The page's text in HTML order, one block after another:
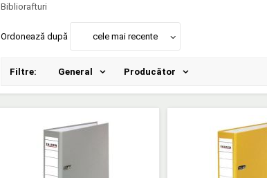
Bibliorafturi
Ordonează după cele mai recente
Filtre: General Producător